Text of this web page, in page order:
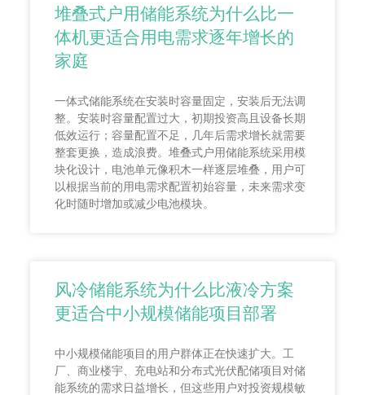
堆叠式户用储能系统为什么比一
体机更适合用电需求逐年增长的
家庭
一体式储能系统在安装时容量固定，安装后无法调
整。安装时容量配置过大，初期投资高且设备长期
低效运行；容量配置不足，几年后需求增长就需要
整套更换，造成浪费。堆叠式户用储能系统采用模
块化设计，电池单元像积木一样逐层堆叠，用户可
以根据当前的用电需求配置初始容量，未来需求变
化时随时增加或减少电池模块。
风冷储能系统为什么比液冷方案
更适合中小规模储能项目部署
中小规模储能项目的用户群体正在快速扩大。工
厂、商业楼宇、充电站和分布式光伏配储项目对储
能系统的需求日益增长，但这些用户对投资规模敏